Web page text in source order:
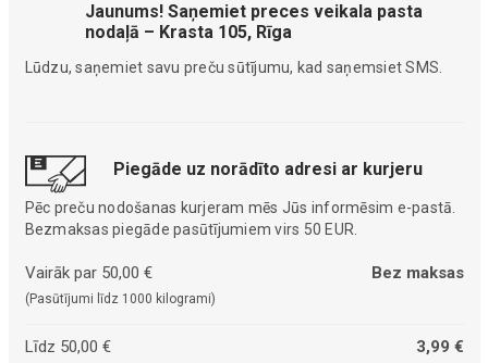
Jaunums! Saņemiet preces veikala pasta
nodaļā – Krasta 105, Rīga
Lūdzu, saņemiet savu preču sūtījumu, kad saņemsiet SMS.
Piegāde uz norādīto adresi ar kurjeru
Pēc preču nodošanas kurjeram mēs Jūs informēsim e-pastā.
Bezmaksas piegāde pasūtījumiem virs 50 EUR.
Vairāk par 50,00 €
(Pasūtījumi līdz 1000 kilogrami)
Bez maksas
Līdz 50,00 € 3,99 €